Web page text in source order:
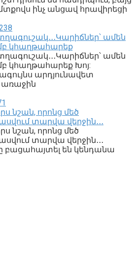
ինչ անցավ հրավիրեցի
ամեն
կհաղթահարեք
ամեն
կհաղթահարեք Խոյ:
արդյունավետ
առաջին
նշան, որոնց մեծ
տարվա վերջին․․․
նշան, որոնց մեծ
տարվա վերջին․․․
բացահայտել են կենդանա